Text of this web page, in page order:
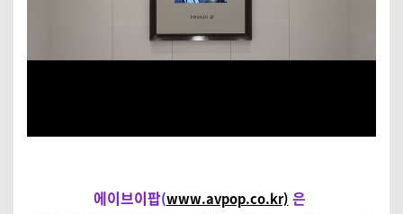
에이브이팝(www.avpop.co.kr) 은